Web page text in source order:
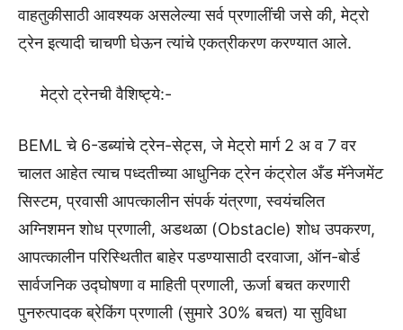
वाहतुकीसाठी आवश्यक असलेल्या सर्व प्रणालींची जसे की, मेट्रो
ट्रेन इत्यादी चाचणी घेऊन त्यांचे एकत्रीकरण करण्यात आले.
मेट्रो ट्रेनची वैशिष्ट्ये:-
BEML चे 6-डब्यांचे ट्रेन-सेट्स, जे मेट्रो मार्ग 2 अ व 7 वर
चालत आहेत त्याच पध्दतीच्या आधुनिक ट्रेन कंट्रोल अँड मॅनेजमेंट
सिस्टम, प्रवासी आपत्कालीन संपर्क यंत्रणा, स्वयंचलित
अग्निशमन शोध प्रणाली, अडथळा (Obstacle) शोध उपकरण,
आपत्कालीन परिस्थितीत बाहेर पडण्यासाठी दरवाजा, ऑन-बोर्ड
सार्वजनिक उद्घोषणा व माहिती प्रणाली, ऊर्जा बचत करणारी
पुनरुत्पादक ब्रेकिंग प्रणाली (सुमारे 30% बचत) या सुविधा